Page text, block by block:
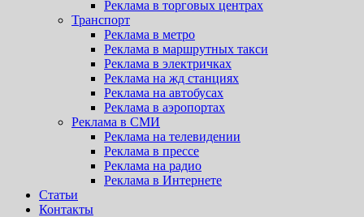
Реклама в торговых центрах
Транспорт
Реклама в метро
Реклама в маршрутных такси
Реклама в электричках
Реклама на жд станциях
Реклама на автобусах
Реклама в аэропортах
Реклама в СМИ
Реклама на телевидении
Реклама в прессе
Реклама на радио
Реклама в Интернете
Статьи
Контакты